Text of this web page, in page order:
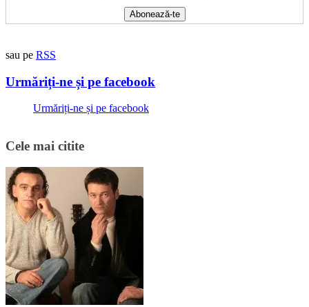
sau pe RSS
Urmăriți-ne și pe facebook
Urmăriți-ne și pe facebook
Cele mai citite